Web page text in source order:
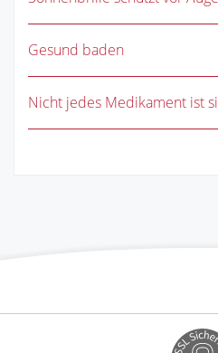
Gesund baden
Nicht jedes Medikament ist